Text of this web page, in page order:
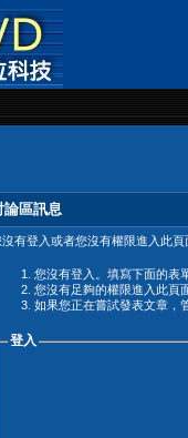
論區訊息
沒有登入或者您沒有權限進入此
您沒有登入。填寫下面的表
您沒有足夠的權限進入此頁
如果您正在嘗試發表文章，
登入